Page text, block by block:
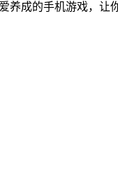
成的手机游戏，